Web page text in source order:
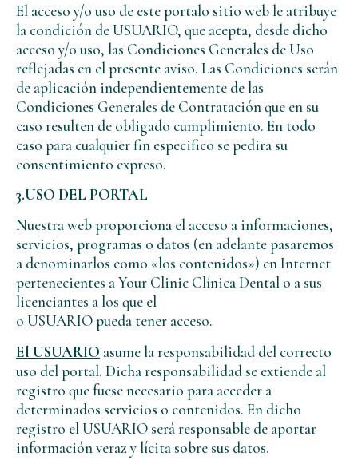
El acceso y/o uso de este portalo sitio web le atribuye
la condición de USUARIO, que acepta, desde dicho
acceso y/o uso, las Condiciones Generales de Uso
reflejadas en el presente aviso. Las Condiciones serán
de aplicación independientemente de las
Condiciones Generales de Contratación que en su
caso resulten de obligado cumplimiento. En todo
caso para cualquier fin especifico se pedira su
consentimiento expreso.
3.USO DEL PORTAL
Nuestra web proporciona el acceso a informaciones,
servicios, programas o datos (en adelante pasaremos
a denominarlos como «los contenidos») en Internet
pertenecientes a Your Clinic Clínica Dental o a sus
licenciantes a los que el
o USUARIO pueda tener acceso.
El USUARIO asume la responsabilidad del correcto
uso del portal. Dicha responsabilidad se extiende al
registro que fuese necesario para acceder a
determinados servicios o contenidos. En dicho
registro el USUARIO será responsable de aportar
información veraz y lícita sobre sus datos.